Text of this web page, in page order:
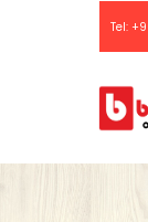
Tel: